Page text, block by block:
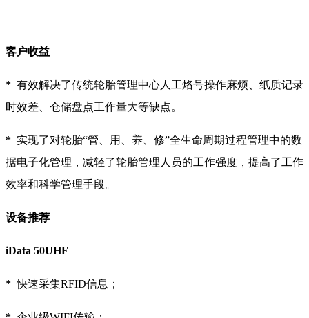
客户收益
* 有效解决了传统轮胎管理中心人工烙号操作麻烦、纸质记录
时效差、仓储盘点工作量大等缺点。
* 实现了对轮胎“管、用、养、修”全生命周期过程管理中的数
据电子化管理，减轻了轮胎管理人员的工作强度，提高了工作
效率和科学管理手段。
设备推荐
iData 50UHF
*快速采集RFID信息；